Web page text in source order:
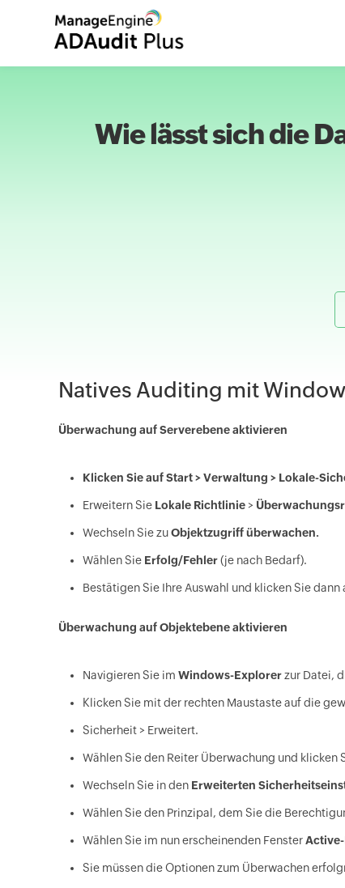
Wie lässt sich die
Natives Auditing mit
Überwachung auf Serverebene aktivieren
Klicken Sie auf Start > Verwaltung > Lokale-
Erweitern Sie Lokale Richtlinie >
Wechseln Sie zuObjektzugriff überwachen.
Wählen Sie Erfolg/Fehler(je nach Bedarf).
Bestätigen Sie Ihre Auswahl und klicken Sie dann
Überwachung auf Objektebene aktivieren
Navigieren Sie im Windows-Explorerzur Datei,
Klicken Sie mit der rechten Maustaste auf die
Sicherheit > Erweitert.
Wählen Sie den Reiter Überwachung und klicken
Wechseln Sie in den Erweiterten
Wählen Sie den Prinzipal, dem Sie die
Wählen Sie im nun erscheinenden Fenster
Sie müssen die Optionen zum Überwachen